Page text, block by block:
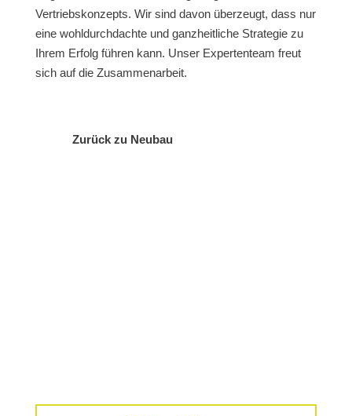
Vertriebskonzepts. Wir sind davon überzeugt, dass nur
eine wohldurchdachte und ganzheitliche Strategie zu
Ihrem Erfolg führen kann. Unser Expertenteam freut
sich auf die Zusammenarbeit.
Zurück zu Neubau